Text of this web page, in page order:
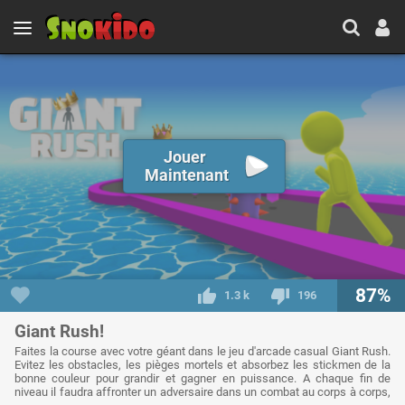
Jouer
Maintenant
1.3 k 196 87%
Giant Rush!
Faites la course avec votre géant dans le jeu d'arcade casual Giant Rush.
Evitez les obstacles, les pièges mortels et absorbez les stickmen de la
bonne couleur pour grandir et gagner en puissance. A chaque fin de
niveau il faudra affronter un adversaire dans un combat au corps à corps,